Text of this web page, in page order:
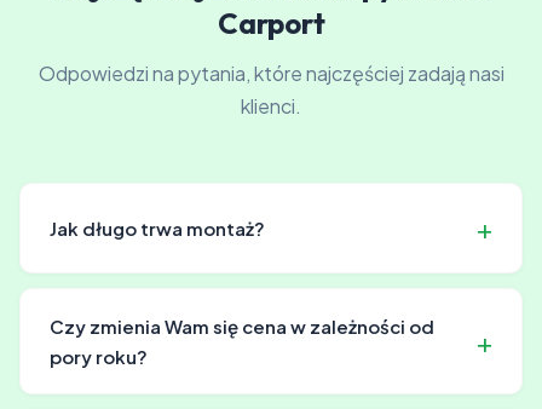
Carport
Odpowiedzi na pytania, które najczęściej zadają nasi
klienci.
Jak długo trwa montaż?
Montaż zazwyczaj trwa od 4 do 8 godzin, w zależności
sprawnie, aby zminimalizować przerwy w Twojej
działalności.
Czy zmienia Wam się cena w zależności od
pory roku?